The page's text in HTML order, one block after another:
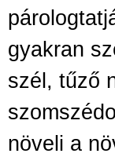
gyakran
szél, tűző
növeli a